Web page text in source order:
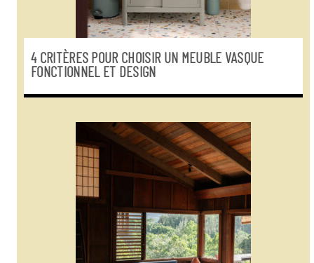
4 CRITÈRES POUR CHOISIR UN MEUBLE VASQUE
FONCTIONNEL ET DESIGN